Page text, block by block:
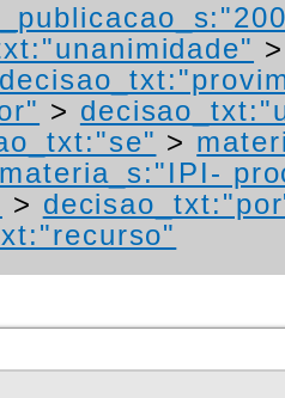
>
>
>
materia_s:"IPI-
>